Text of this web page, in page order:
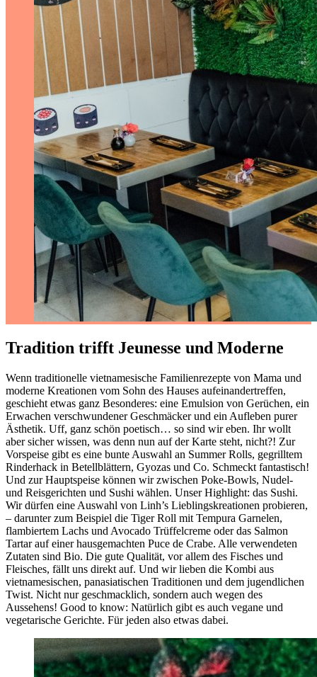
Tradition trifft Jeunesse und Moderne
Wenn traditionelle vietnamesische Familienrezepte von Mama und
moderne Kreationen vom Sohn des Hauses aufeinandertreffen,
geschieht etwas ganz Besonderes: eine Emulsion von Gerüchen, ein
Erwachen verschwundener Geschmäcker und ein Aufleben purer
Ästhetik. Uff, ganz schön poetisch… so sind wir eben. Ihr wollt
aber sicher wissen, was denn nun auf der Karte steht, nicht?! Zur
Vorspeise gibt es eine bunte Auswahl an Summer Rolls, gegrilltem
Rinderhack in Betellblättern, Gyozas und Co. Schmeckt fantastisch!
Und zur Hauptspeise können wir zwischen Poke-Bowls, Nudel-
und Reisgerichten und Sushi wählen. Unser Highlight: das Sushi.
Wir dürfen eine Auswahl von Linh’s Lieblingskreationen probieren,
– darunter zum Beispiel die Tiger Roll mit Tempura Garnelen,
flambiertem Lachs und Avocado Trüffelcreme oder das Salmon
Tartar auf einer hausgemachten Puce de Crabe. Alle verwendeten
Zutaten sind Bio. Die gute Qualität, vor allem des Fisches und
Fleisches, fällt uns direkt auf. Und wir lieben die Kombi aus
vietnamesischen, panasiatischen Traditionen und dem jugendlichen
Twist. Nicht nur geschmacklich, sondern auch wegen des
Aussehens! Good to know: Natürlich gibt es auch vegane und
vegetarische Gerichte. Für jeden also etwas dabei.